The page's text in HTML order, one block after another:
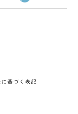
基づく表記